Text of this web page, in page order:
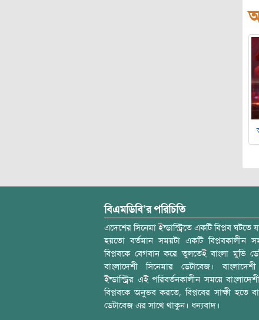
বিএমডিবি’র পরিচিতি
এদেশের সিনেমা ইন্ডাস্ট্রিতে একটি বিপ্লব ঘটতে
হয়তো বর্তমান সময়টা একটি বিপ্লবকালীন
বিপ্লবকে বেগবান করে তুলতেই বাংলা মুভি
বাংলাদেশী সিনেমার ডেটাবেজ।
ইন্ডাস্ট্রির এই পরিবর্তনকালীন সময়ে বাংলাদেশী
বিপ্লবকে অনুভব করতে, বিপ্লবের সাক্ষী হতে
ডেটাবেজ এর সাথে থাকুন। ধন্যবাদ।